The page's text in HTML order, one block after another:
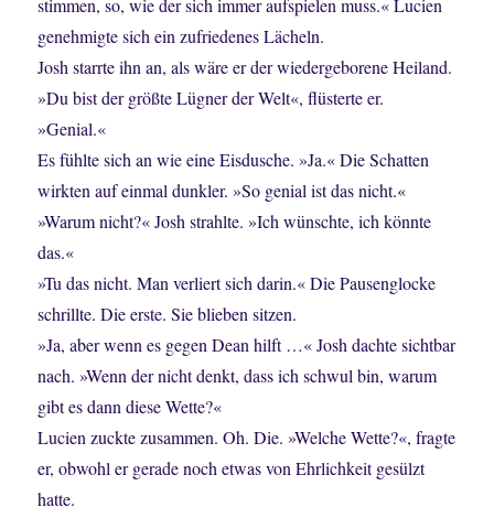
stimmen, so, wie der sich immer aufspielen muss.« Lucien
genehmigte sich ein zufriedenes Lächeln.
Josh starrte ihn an, als wäre er der wiedergeborene Heiland.
»Du bist der größte Lügner der Welt«, flüsterte er.
»Genial.«
Es fühlte sich an wie eine Eisdusche. »Ja.« Die Schatten
wirkten auf einmal dunkler. »So genial ist das nicht.«
»Warum nicht?« Josh strahlte. »Ich wünschte, ich könnte
das.«
»Tu das nicht. Man verliert sich darin.« Die Pausenglocke
schrillte. Die erste. Sie blieben sitzen.
»Ja, aber wenn es gegen Dean hilft …« Josh dachte sichtbar
nach. »Wenn der nicht denkt, dass ich schwul bin, warum
gibt es dann diese Wette?«
Lucien zuckte zusammen. Oh. Die. »Welche Wette?«, fragte
er, obwohl er gerade noch etwas von Ehrlichkeit gesülzt
hatte.